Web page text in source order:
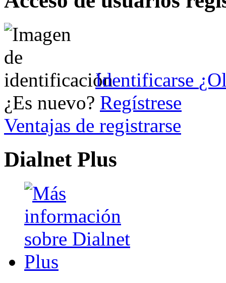
Identificarse
¿Es nuevo? Regístrese
Ventajas de registrarse
Dialnet Plus